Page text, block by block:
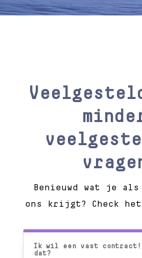
Benieuwd wat je
ons krijgt? Check
Ik wil een vast contract!
dat?